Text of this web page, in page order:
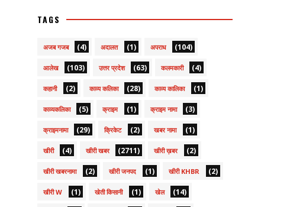
TAGS
अजब गजब (4) अदालत (1) अपराध (104)
आलेख (103) उत्तर प्रदेश (63) कलमकारी (4)
कहानी (2) काव्य कलिका (28) काव्य कालिका (1)
काव्यकलिका (5) क्राइम (1) क्राइम नामा (3)
क्राइमनामा (29) क्रिकेट (2) खबर नामा (1)
खीरी (4) खीरी खबर (2711) खीरी ख़बर (2)
खीरी खबरनामा (2) खीरी जनपद (1) खीरी KHBR (2)
खीरी W (1) खेती किसानी (1) खेल (14)